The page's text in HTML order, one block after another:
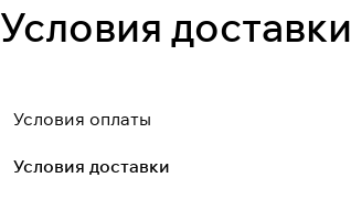
Условия доставки
Условия оплаты
Условия доставки